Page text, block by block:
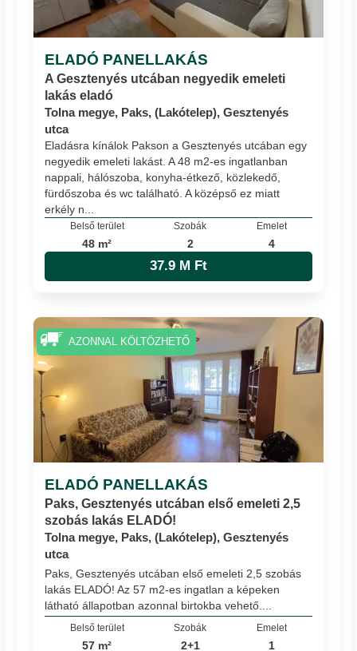
ELADÓ PANELLAKÁS
A Gesztenyés utcában negyedik emeleti
lakás eladó
Tolna megye, Paks, (Lakótelep), Gesztenyés
utca
Eladásra kínálok Pakson a Gesztenyés utcában egy
negyedik emeleti lakást. A 48 m2-es ingatlanban
nappali, hálószoba, konyha-étkező, közlekedő,
fürdőszoba és wc található. A középső ez miatt
erkély n...
Belső terület
48 m²
Szobák
2
Emelet
4
37.9 M Ft
ELADÓ PANELLAKÁS
Paks, Gesztenyés utcában első emeleti 2,5
szobás lakás ELADÓ!
Tolna megye, Paks, (Lakótelep), Gesztenyés
utca
Paks, Gesztenyés utcában első emeleti 2,5 szobás
lakás ELADÓ! Az 57 m2-es ingatlan a képeken
látható állapotban azonnal birtokba vehető....
Belső terület
57 m²
Szobák
2+1
Emelet
1
AZONNAL KÖLTÖZHETŐ